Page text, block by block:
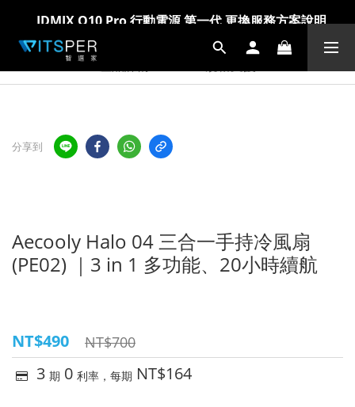
爸氣科技禮物節!精選科技好物5折起 >> 馬上選購
爸氣科技禮物節!精選科技好物5折起 >> 馬上選購
分享到
Aecooly Halo 04 三合一手持冷風扇
(PE02) ｜3 in 1 多功能、20小時續航
NT$490 NT$700
3 期 0 利率，每期 NT$164